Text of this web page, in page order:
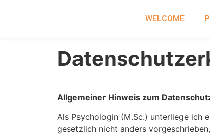
WELCOME
Allgemeiner Hinweis zum
Als Psychologin (M.Sc.) unterliege ich
gesetzlich nicht anders